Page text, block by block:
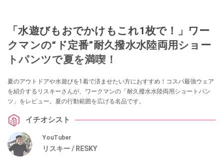
「水遊びもおでかけもこれ1枚で！」ワー
クマンの“ド定番”耐久撥水水陸両用ショー
トパンツで夏を満喫！
夏のアウトドアや水遊びを1着で済ませたい方におすすめ！コスパ最強ウェア
を紹介するリスキーさんが、ワークマンの「耐久撥水水陸両用ショートパン
ツ」をレビュー。夏の行動範囲を広げる名品です。
イチオシスト
YouTuber
リスキー / RESKY